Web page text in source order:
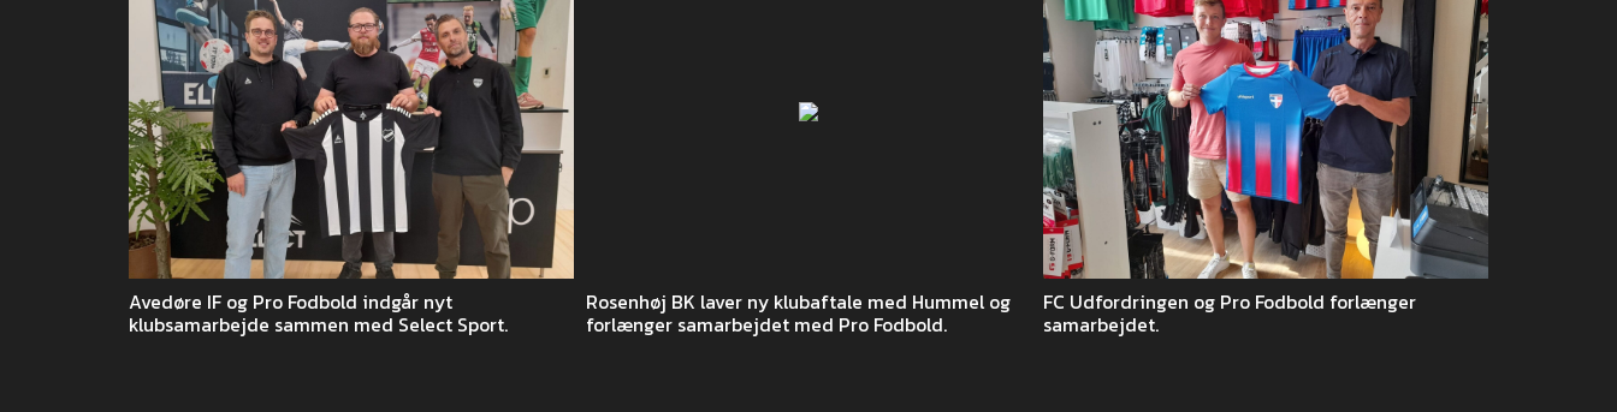
Avedøre IF og Pro Fodbold indgår nyt
klubsamarbejde sammen med Select Sport.
Rosenhøj BK laver ny klubaftale med Hummel og
forlænger samarbejdet med Pro Fodbold.
FC Udfordringen og Pro Fodbold forlænger
samarbejdet.